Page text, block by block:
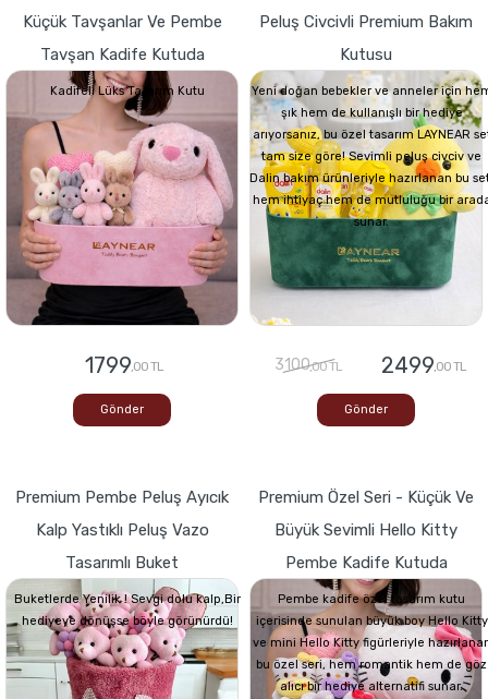
Küçük Tavşanlar Ve Pembe
Tavşan Kadife Kutuda
Kadifeli Lüks Tasarım Kutu
1799,00 TL
Gönder
Peluş Civcivli Premium Bakım
Kutusu
Yeni doğan bebekler ve anneler için
şık hem de kullanışlı bir hediye
arıyorsanız, bu özel tasarım LAYNEAR
tam size göre! Sevimli peluş civciv ve
Dalin bakım ürünleriyle hazırlanan bu
hem ihtiyaç hem de mutluluğu bir
sunar.
3100,00 TL 2499,00 TL
Gönder
Premium Pembe Peluş Ayıcık
Kalp Yastıklı Peluş Vazo
Tasarımlı Buket
Buketlerde Yenilik ! Sevgi dolu kalp,Bir
hediyeye dönüşse böyle görünürdü!
Premium Özel Seri - Küçük Ve
Büyük Sevimli Hello Kitty
Pembe Kadife Kutuda
Pembe kadife özel tasarım kutu
içerisinde sunulan büyük boy Hello Kitty
ve mini Hello Kitty figürleriyle
bu özel seri, hem romantik hem de göz
alıcı bir hediye alternatifi sunar.